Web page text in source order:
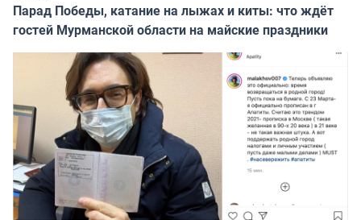
Парад Победы, катание на лыжах и киты: что ждёт
гостей Мурманской области на майские праздники